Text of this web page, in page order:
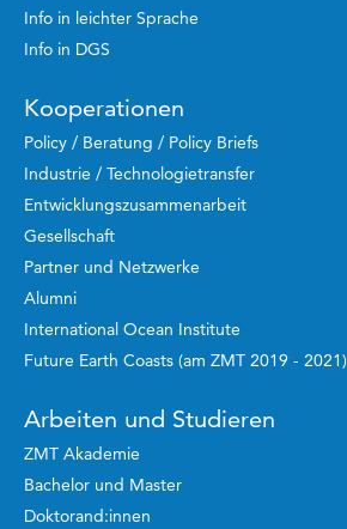
Info in leichter Sprache
Info in DGS
Kooperationen
Policy / Beratung / Policy Briefs
Industrie / Technologietransfer
Entwicklungszusammenarbeit
Gesellschaft
Partner und Netzwerke
Alumni
International Ocean Institute
Future Earth Coasts (am ZMT 2019 - 2021)
Arbeiten und Studieren
ZMT Akademie
Bachelor und Master
Doktorand:innen